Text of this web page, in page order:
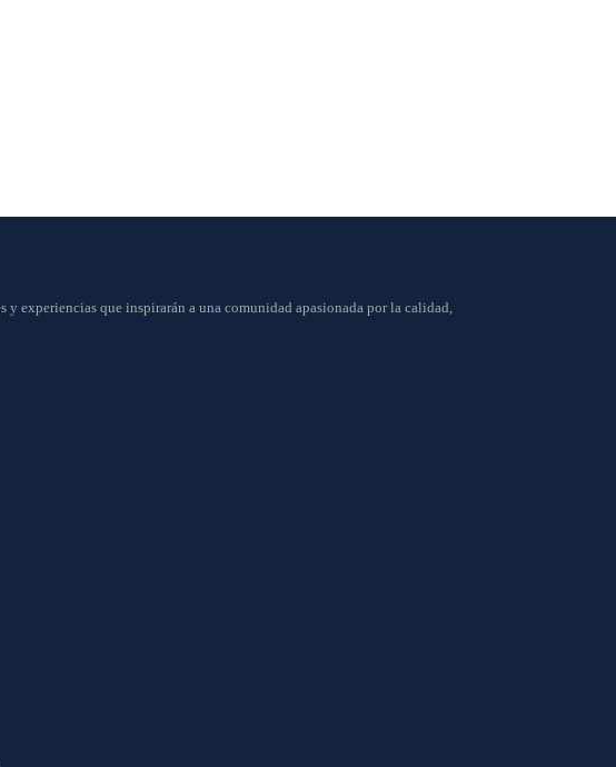
experiencias que inspirarán a una comunidad apasionada por la calidad,